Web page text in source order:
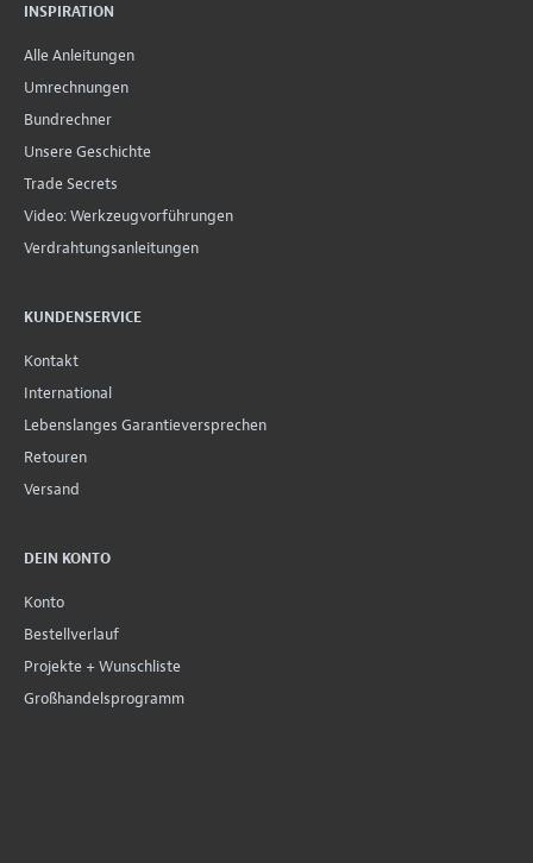
INSPIRATION
Alle Anleitungen
Umrechnungen
Bundrechner
Unsere Geschichte
Trade Secrets
Video: Werkzeugvorführungen
Verdrahtungsanleitungen
KUNDENSERVICE
Kontakt
International
Lebenslanges Garantieversprechen
Retouren
Versand
DEIN KONTO
Konto
Bestellverlauf
Projekte + Wunschliste
Großhandelsprogramm